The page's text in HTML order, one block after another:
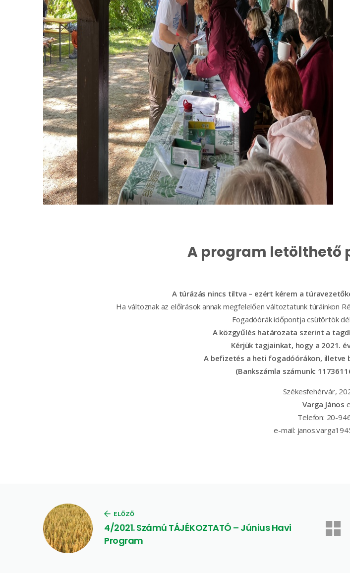
A program letölthető
A túrázás nincs tiltva – ezért kérem a
Ha változnak az előírások annak megfelelően változtatunk
Fogadóórák időpontja csütörtök
A közgyűlés határozata szerint a
Kérjük tagjainkat, hogy a 2021.
A befizetés a heti fogadóórákon, illetve
(Bankszámla számunk:
Székesfehérvár,
Varga János
Telefon: 20-
e-mail:
ELŐZŐ
4/2021. Számú TÁJÉKOZTATÓ – Június Havi
Program